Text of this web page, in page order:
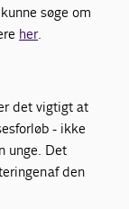
søge om
her.
det vigtigt at
- ikke
unge. Det
af den